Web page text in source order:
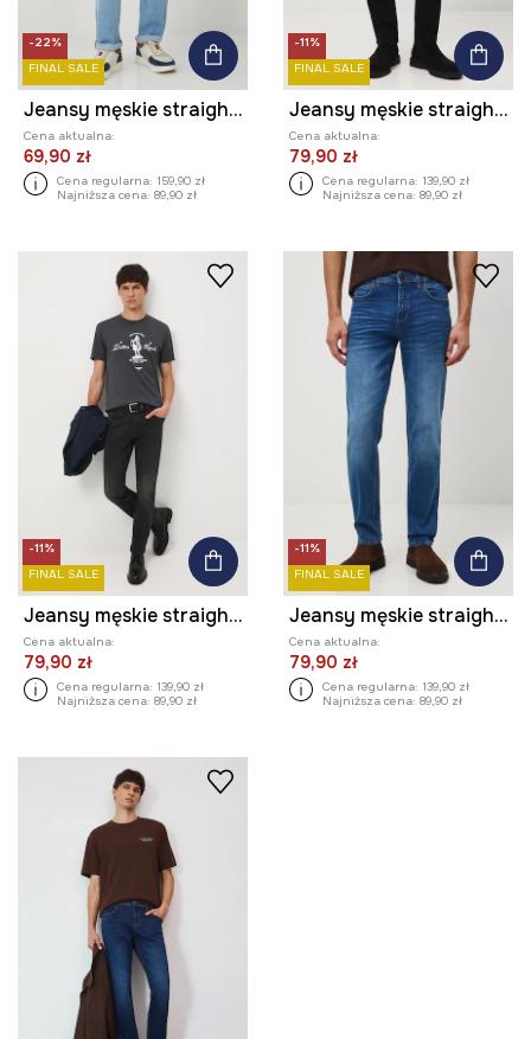
-22%
FINAL SALE
Jeansy męskie straight z przetarciami kolor niebieski
Cena aktualna:
69,90 zł
Cena regularna: 159,90 zł
Najniższa cena: 89,90 zł
-11%
FINAL SALE
Jeansy męskie straight z efektem sprania
Cena aktualna:
79,90 zł
Cena regularna: 139,90 zł
Najniższa cena: 89,90 zł
-11%
FINAL SALE
Jeansy męskie straight z efektem sprania
Cena aktualna:
79,90 zł
Cena regularna: 139,90 zł
Najniższa cena: 89,90 zł
-11%
FINAL SALE
Jeansy męskie straight z efektem sprania
Cena aktualna:
79,90 zł
Cena regularna: 139,90 zł
Najniższa cena: 89,90 zł